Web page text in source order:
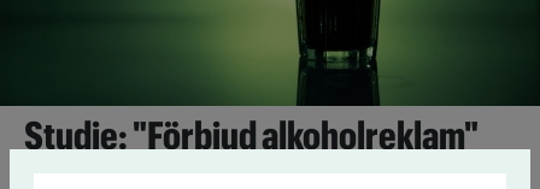
Studie: "Förbjud alkoholreklam"
22 maj 2019Ett totalförbud för alkoholreklam är nödvändigt